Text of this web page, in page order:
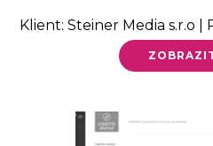
Klient: Steiner Media s.r.o |